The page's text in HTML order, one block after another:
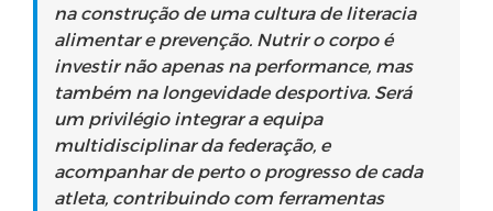
na construção de uma cultura de literacia
alimentar e prevenção. Nutrir o corpo é
investir não apenas na performance, mas
também na longevidade desportiva. Será
um privilégio integrar a equipa
multidisciplinar da federação, e
acompanhar de perto o progresso de cada
atleta, contribuindo com ferramentas